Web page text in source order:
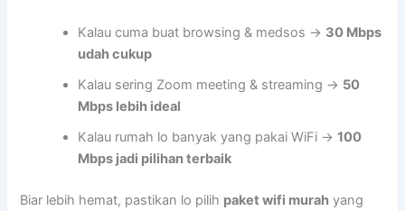
Kalau cuma buat browsing & medsos → 30 Mbps
udah cukup
Kalau sering Zoom meeting & streaming → 50
Mbps lebih ideal
Kalau rumah lo banyak yang pakai WiFi →100
Mbps jadi pilihan terbaik
Biar lebih hemat, pastikan lo pilih paket wifi murah yang